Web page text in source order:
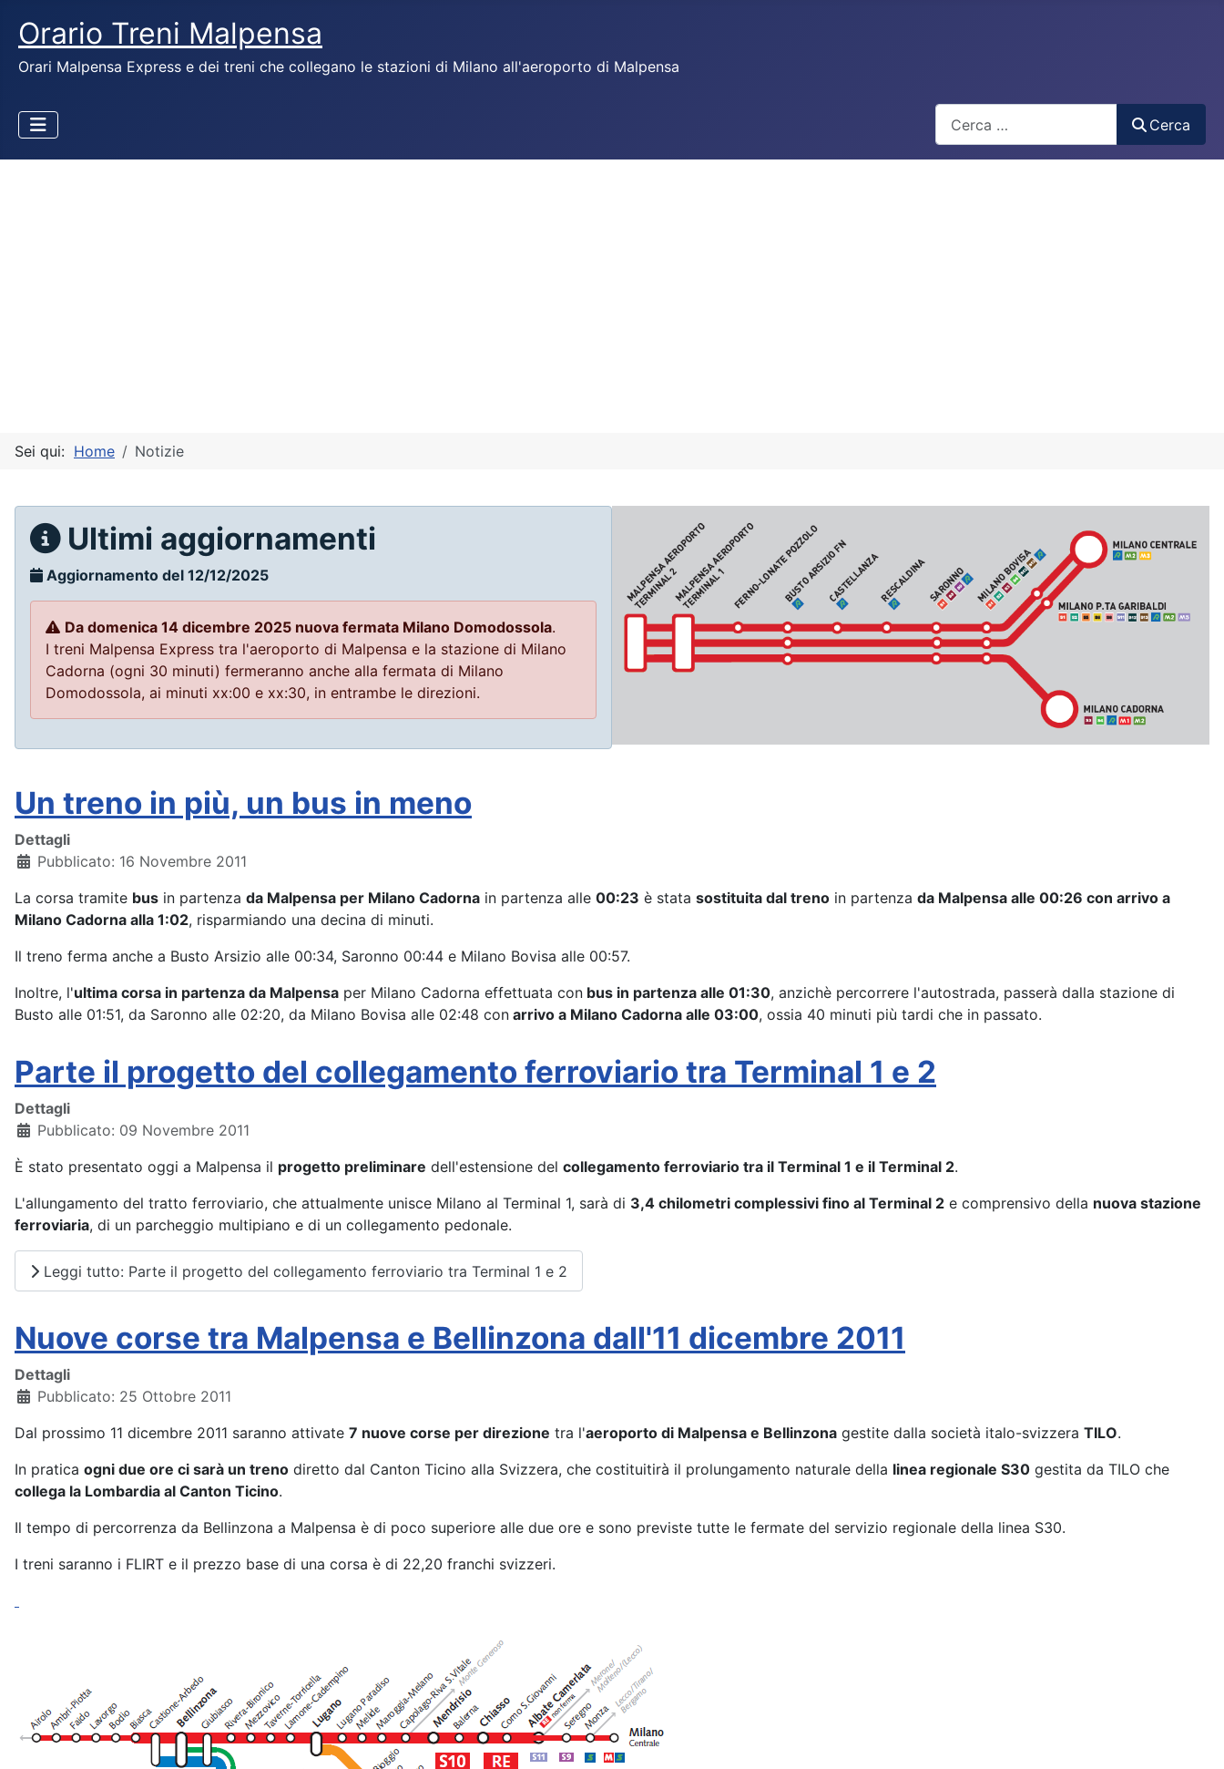
Orario Treni Malpensa
Orari Malpensa Express e dei treni che collegano le stazioni di Milano all'aeroporto di Malpensa
Cerca
Sei qui: Home Notizie
Ultimi aggiornamenti
Aggiornamento del 12/12/2025
Da domenica 14 dicembre 2025 nuova fermata Milano Domodossola.
I treni Malpensa Express tra l'aeroporto di Malpensa e la stazione di Milano
Cadorna (ogni 30 minuti) fermeranno anche alla fermata di Milano
Domodossola, ai minuti xx:00 e xx:30, in entrambe le direzioni.
Un treno in più, un bus in meno
Dettagli
Pubblicato: 16 Novembre 2011
La corsa tramite bus in partenza da Malpensa per Milano Cadorna in partenza alle 00:23 è stata sostituita dal treno in partenza da Malpensa alle 00:26 con arrivo a
Milano Cadorna alla 1:02, risparmiando una decina di minuti.
Il treno ferma anche a Busto Arsizio alle 00:34, Saronno 00:44 e Milano Bovisa alle 00:57.
Inoltre, l'ultima corsa in partenza da Malpensa per Milano Cadorna effettuata con bus in partenza alle 01:30, anzichè percorrere l'autostrada, passerà dalla stazione di
Busto alle 01:51, da Saronno alle 02:20, da Milano Bovisa alle 02:48 con arrivo a Milano Cadorna alle 03:00, ossia 40 minuti più tardi che in passato.
Parte il progetto del collegamento ferroviario tra Terminal 1 e 2
Dettagli
Pubblicato: 09 Novembre 2011
È stato presentato oggi a Malpensa il progetto preliminare dell'estensione del collegamento ferroviario tra il Terminal 1 e il Terminal 2.
L'allungamento del tratto ferroviario, che attualmente unisce Milano al Terminal 1, sarà di 3,4 chilometri complessivi fino al Terminal 2 e comprensivo della nuova stazione
ferroviaria, di un parcheggio multipiano e di un collegamento pedonale.
Leggi tutto: Parte il progetto del collegamento ferroviario tra Terminal 1 e 2
Nuove corse tra Malpensa e Bellinzona dall'11 dicembre 2011
Dettagli
Pubblicato: 25 Ottobre 2011
Dal prossimo 11 dicembre 2011 saranno attivate 7 nuove corse per direzione tra l'aeroporto di Malpensa e Bellinzona gestite dalla società italo-svizzera TILO.
In pratica ogni due ore ci sarà un treno diretto dal Canton Ticino alla Svizzera, che costituitirà il prolungamento naturale della linea regionale S30 gestita da TILO che
collega la Lombardia al Canton Ticino.
Il tempo di percorrenza da Bellinzona a Malpensa è di poco superiore alle due ore e sono previste tutte le fermate del servizio regionale della linea S30.
I treni saranno i FLIRT e il prezzo base di una corsa è di 22,20 franchi svizzeri.